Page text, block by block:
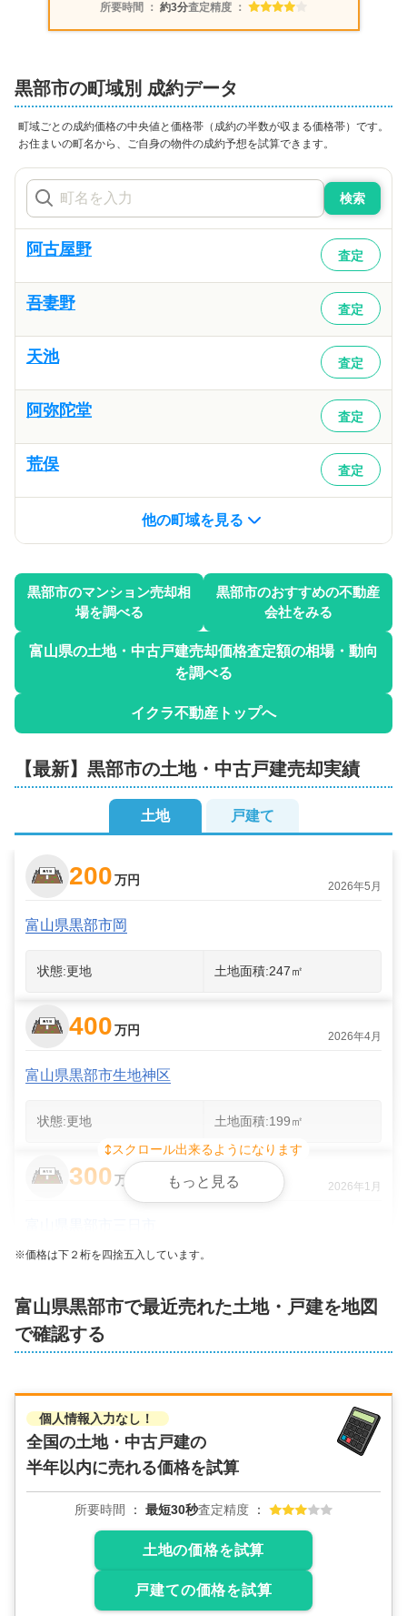
所要時間 ： 約3分査定精度 ：
黒部市の町域別 成約データ
町域ごとの成約価格の中央値と価格帯（成約の半数が収まる価格帯）です。
お住まいの町名から、ご自身の物件の成約予想を試算できます。
検索
阿古屋野 査定
吾妻野 査定
天池 査定
阿弥陀堂 査定
荒俣 査定
他の町域を見る
黒部市のマンション売却相
場を調べる
黒部市のおすすめの不動産
会社をみる
富山県の土地・中古戸建売却価格査定額の相場・動向
を調べる
イクラ不動産トップへ
【最新】 黒部市の土地・中古戸建売却実績
土地 戸建て
200万円 2026年5月
富山県黒部市岡
状態:更地 土地面積:247㎡
400万円 2026年4月
富山県黒部市生地神区
状態:更地 土地面積:199㎡
300万円 2026年1月
700
状態:更地
500 万円
スクロール出来るようになります
もっと見る
※価格は下２桁を四捨五入しています。
富山県黒部市で最近売れた土地・戸建を地図
で確認する
2
2
個人情報入力なし！
全国の土地・中古戸建の
半年以内に売れる価格を試算
所要時間 最短30秒査定精度
土地の価格を試算
戸建ての価格を試算